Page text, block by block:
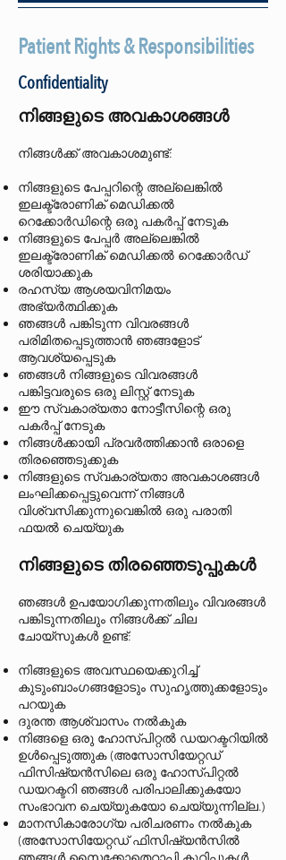
Patient Rights & Responsibilities
Confidentiality
നിങ്ങളുടെ അവകാശങ്ങൾ
നിങ്ങൾക്ക് അവകാശമുണ്ട്:
നിങ്ങളുടെ പേപ്പറിന്റെ അല്ലെങ്കിൽ
ഇലക്ട്രോണിക് മെഡിക്കൽ
റെക്കോർഡിന്റെ ഒരു പകർപ്പ് നേടുക
നിങ്ങളുടെ പേപ്പർ അല്ലെങ്കിൽ
ഇലക്ട്രോണിക് മെഡിക്കൽ റെക്കോർഡ്
ശരിയാക്കുക
രഹസ്യ ആശയവിനിമയം
അഭ്യർത്ഥിക്കുക
ഞങ്ങൾ പങ്കിടുന്ന വിവരങ്ങൾ
പരിമിതപ്പെടുത്താൻ ഞങ്ങളോട്
ആവശ്യപ്പെടുക
ഞങ്ങൾ നിങ്ങളുടെ വിവരങ്ങൾ
പങ്കിട്ടവരുടെ ഒരു ലിസ്റ്റ് നേടുക
ഈ സ്വകാര്യതാ നോട്ടീസിന്റെ ഒരു
പകർപ്പ് നേടുക
നിങ്ങൾക്കായി പ്രവർത്തിക്കാൻ ഒരാളെ
തിരഞ്ഞെടുക്കുക
നിങ്ങളുടെ സ്വകാര്യതാ അവകാശങ്ങൾ
ലംഘിക്കപ്പെട്ടുവെന്ന് നിങ്ങൾ
വിശ്വസിക്കുന്നുവെങ്കിൽ ഒരു പരാതി
ഫയൽ ചെയ്യുക
നിങ്ങളുടെ തിരഞ്ഞെടുപ്പുകൾ
ഞങ്ങൾ ഉപയോഗിക്കുന്നതിലും വിവരങ്ങൾ
പങ്കിടുന്നതിലും നിങ്ങൾക്ക് ചില
ചോയ്‌സുകൾ ഉണ്ട്:
നിങ്ങളുടെ അവസ്ഥയെക്കുറിച്ച്
കുടുംബാംഗങ്ങളോടും സുഹൃത്തുക്കളോടും
പറയുക
ദുരന്ത ആശ്വാസം നൽകുക
നിങ്ങളെ ഒരു ഹോസ്പിറ്റൽ ഡയറക്ടറിയിൽ
ഉൾപ്പെടുത്തുക (അസോസിയേറ്റഡ്
ഫിസിഷ്യൻസിലെ ഒരു ഹോസ്പിറ്റൽ
ഡയറക്ടറി ഞങ്ങൾ പരിപാലിക്കുകയോ
സംഭാവന ചെയ്യുകയോ ചെയ്യുന്നില്ല.)
മാനസികാരോഗ്യ പരിചരണം നൽകുക
(അസോസിയേറ്റഡ് ഫിസിഷ്യൻസിൽ